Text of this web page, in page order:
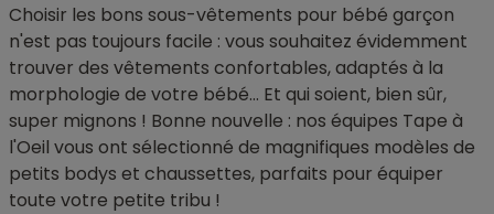
Choisir les bons sous-vêtements pour bébé garçon
n'est pas toujours facile : vous souhaitez évidemment
trouver des vêtements confortables, adaptés à la
morphologie de votre bébé... Et qui soient, bien sûr,
super mignons ! Bonne nouvelle : nos équipes Tape à
l'Oeil vous ont sélectionné de magnifiques modèles de
petits bodys et chaussettes, parfaits pour équiper
toute votre petite tribu !